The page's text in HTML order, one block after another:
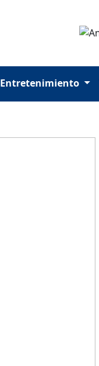
Entretenimiento